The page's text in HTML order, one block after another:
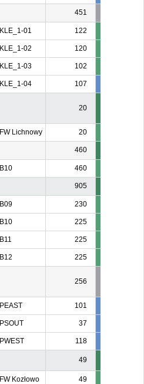
451
KLE_1-01 122
KLE_1-02 120
KLE_1-03 102
KLE_1-04 107
20
FW Lichnowy 20
460
B10 460
905
B09 230
B10 225
B11 225
B12
225
256
PEAST 101
PSOUT 37
PWEST 118
49
FW Kozłowo 49